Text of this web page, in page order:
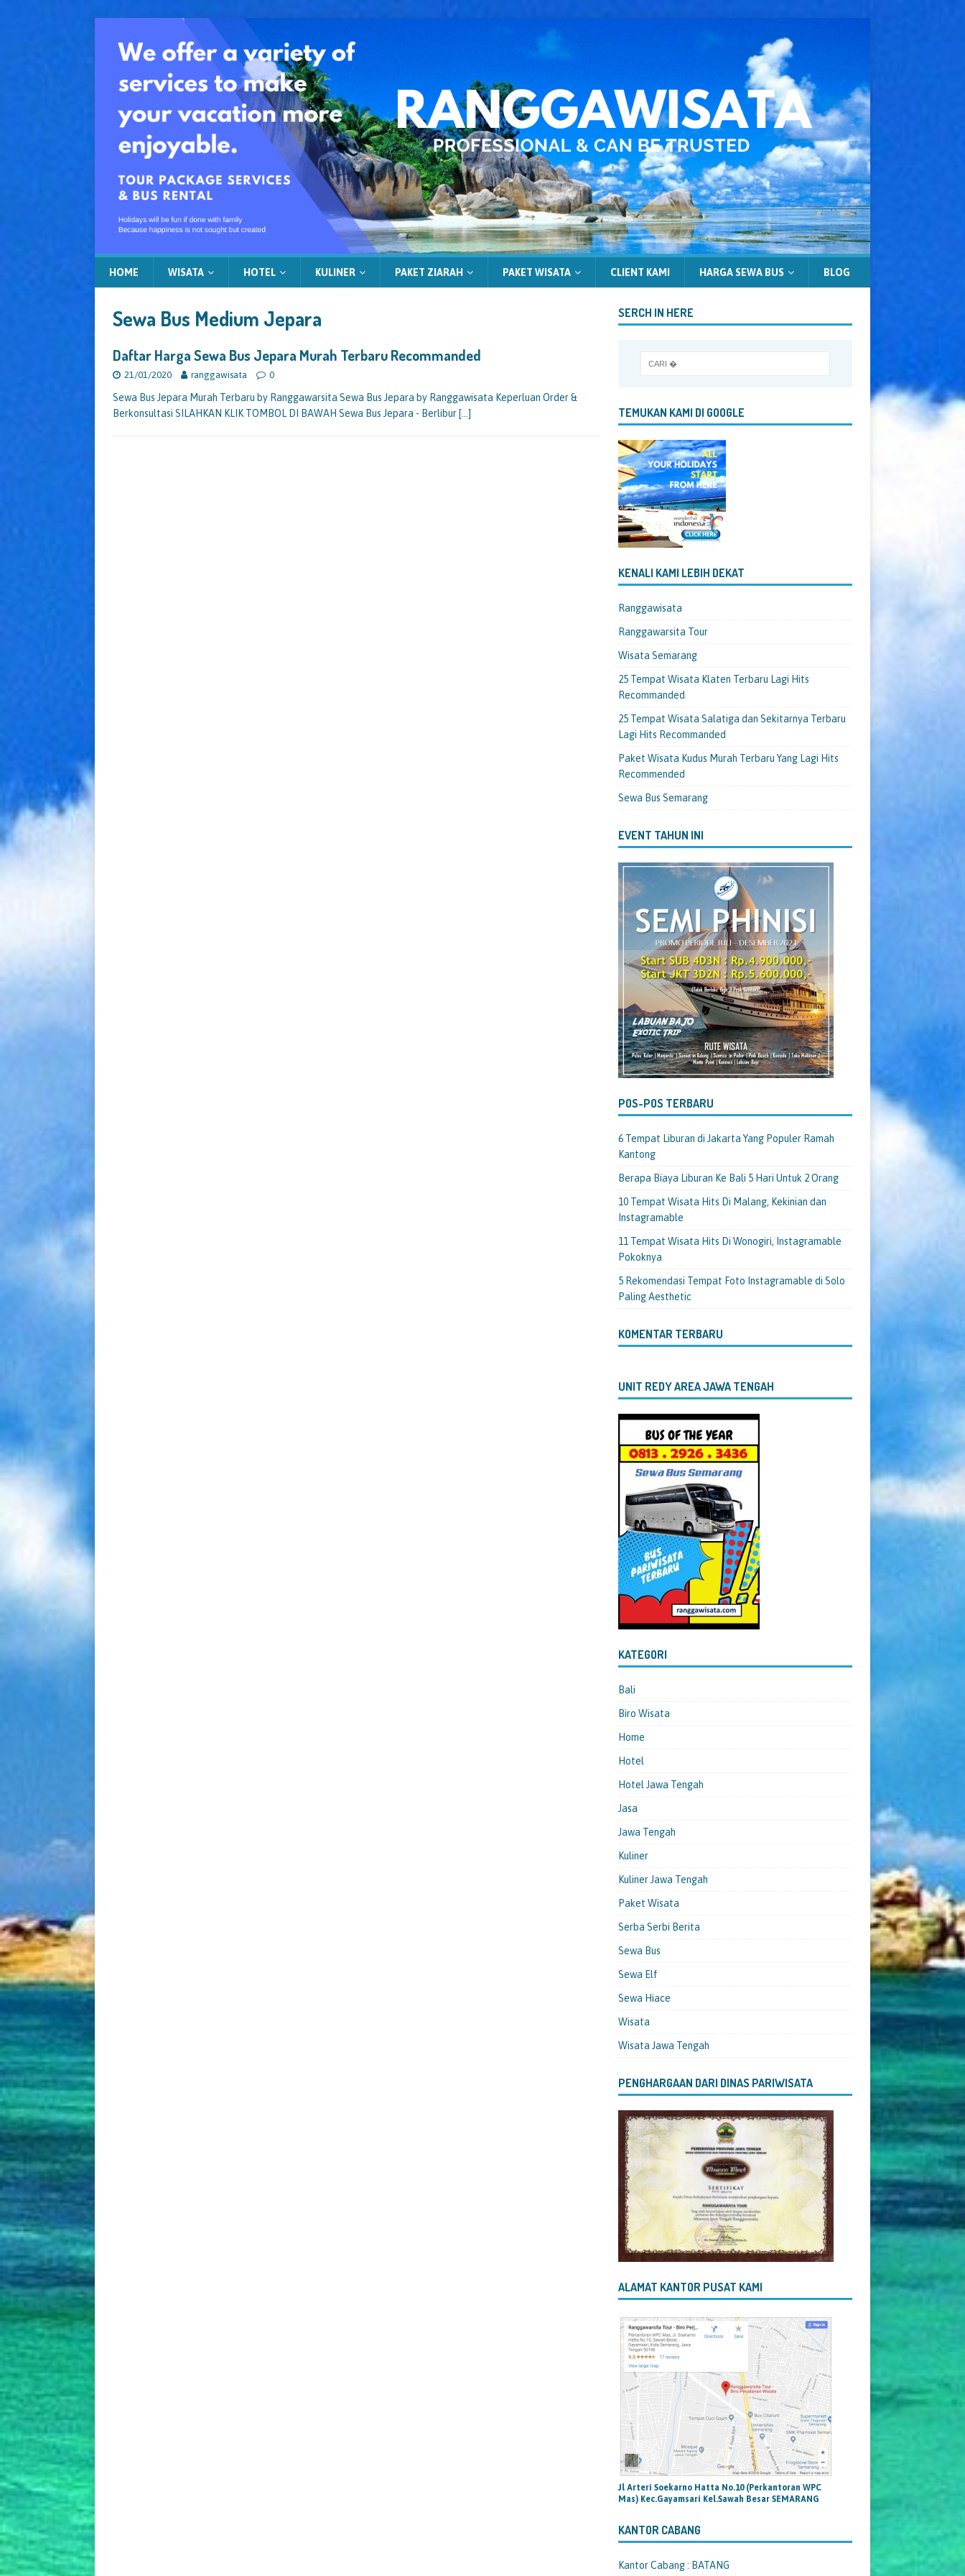
HOME WISATA HOTEL KULINER PAKET ZIARAH PAKET WISATA CLIENT KAMI HARGA SEWA BUS BLOG
Sewa Bus Medium Jepara
Daftar Harga Sewa Bus Jepara Murah Terbaru Recommanded
21/01/2020 ranggawisata 0
Sewa Bus Jepara Murah Terbaru by Ranggawarsita Sewa Bus Jepara by Ranggawisata Keperluan Order &
Berkonsultasi SILAHKAN KLIK TOMBOL DI BAWAH Sewa Bus Jepara - Berlibur […]
SERCH IN HERE
TEMUKAN KAMI DI GOOGLE
KENALI KAMI LEBIH DEKAT
Ranggawisata
Ranggawarsita Tour
Wisata Semarang
25 Tempat Wisata Klaten Terbaru Lagi Hits
Recommanded
25 Tempat Wisata Salatiga dan Sekitarnya Terbaru
Lagi Hits Recommanded
Paket Wisata Kudus Murah Terbaru Yang Lagi Hits
Recommended
Sewa Bus Semarang
EVENT TAHUN INI
POS-POS TERBARU
6 Tempat Liburan di Jakarta Yang Populer Ramah
Kantong
Berapa Biaya Liburan Ke Bali 5 Hari Untuk 2 Orang
10 Tempat Wisata Hits Di Malang, Kekinian dan
Instagramable
11 Tempat Wisata Hits Di Wonogiri, Instagramable
Pokoknya
5 Rekomendasi Tempat Foto Instagramable di Solo
Paling Aesthetic
KOMENTAR TERBARU
UNIT REDY AREA JAWA TENGAH
KATEGORI
Bali
Biro Wisata
Home
Hotel
Hotel Jawa Tengah
Jasa
Jawa Tengah
Kuliner
Kuliner Jawa Tengah
Paket Wisata
Serba Serbi Berita
Sewa Bus
Sewa Elf
Sewa Hiace
Wisata
Wisata Jawa Tengah
PENGHARGAAN DARI DINAS PARIWISATA
ALAMAT KANTOR PUSAT KAMI
Jl Arteri Soekarno Hatta No.10 (Perkantoran WPC
Mas) Kec.Gayamsari Kel.Sawah Besar SEMARANG
KANTOR CABANG
Kantor Cabang : BATANG